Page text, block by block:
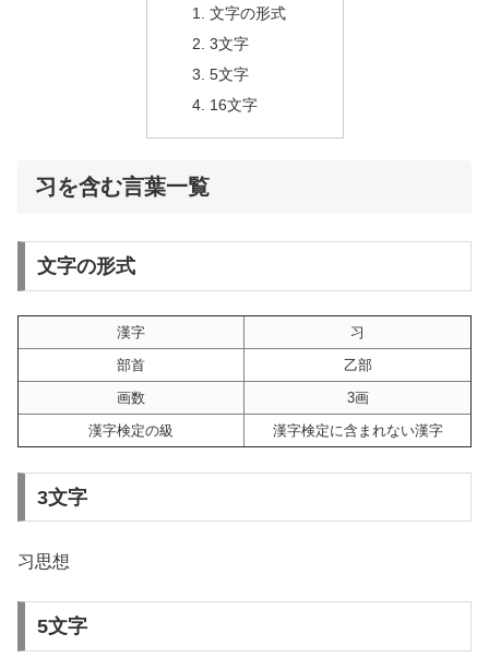
文字の形式
3文字
5文字
16文字
习を含む言葉一覧
文字の形式
漢字
习
部首
乙部
画数
3画
漢字検定の級
漢字検定に含まれない漢字
3文字
习思想
5文字